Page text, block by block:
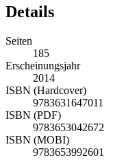
Details
Seiten
185
Erscheinungsjahr
2014
ISBN (Hardcover)
9783631647011
ISBN (PDF)
9783653042672
ISBN (MOBI)
9783653992601